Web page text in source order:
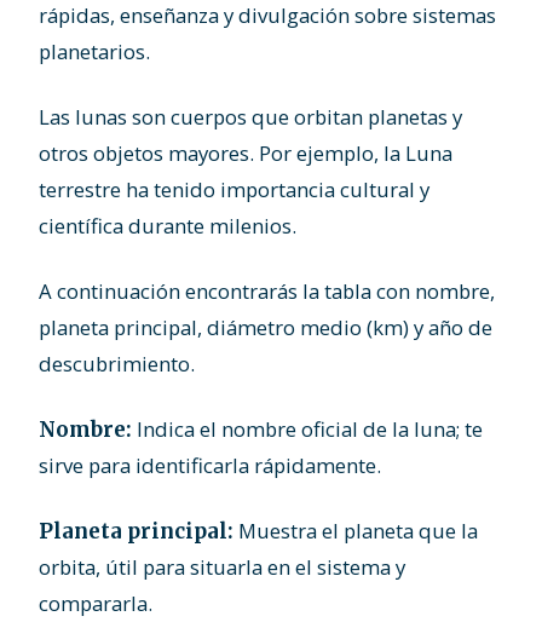
rápidas, enseñanza y divulgación sobre sistemas
planetarios.
Las lunas son cuerpos que orbitan planetas y
otros objetos mayores. Por ejemplo, la Luna
terrestre ha tenido importancia cultural y
científica durante milenios.
A continuación encontrarás la tabla con nombre,
planeta principal, diámetro medio (km) y año de
descubrimiento.
Nombre: Indica el nombre oficial de la luna; te
sirve para identificarla rápidamente.
Planeta principal: Muestra el planeta que la
orbita, útil para situarla en el sistema y
compararla.